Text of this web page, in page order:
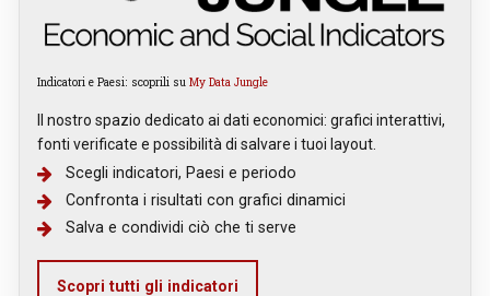
Indicatori e Paesi: scoprili su My Data Jungle
Il nostro spazio dedicato ai dati economici: grafici interattivi,
fonti verificate e possibilità di salvare i tuoi layout.
Scegli indicatori, Paesi e periodo
Confronta i risultati con grafici dinamici
Salva e condividi ciò che ti serve
Scopri tutti gli indicatori